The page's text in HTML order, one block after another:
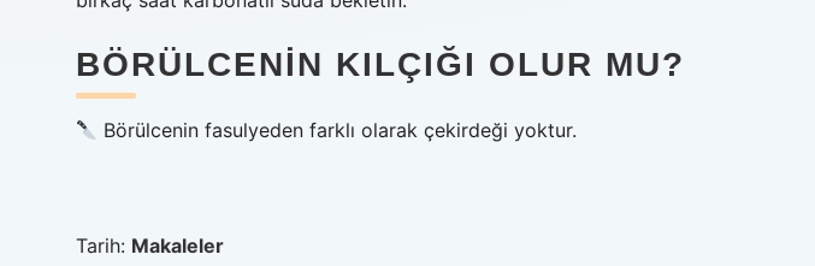
BÖRÜLCENIN KILÇIĞI OLUR MU?
Börülcenin fasulyeden farklı olarak çekirdeği yoktur.
Tarih: Makaleler